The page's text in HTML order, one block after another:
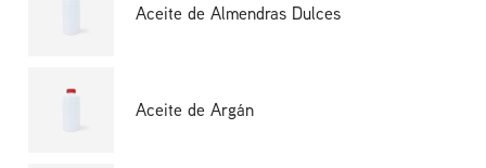
Aceite de Almendras Dulces
Aceite de Argán